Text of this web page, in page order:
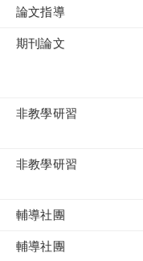
論文指導
期刊論文
非教學研習
非教學研習
輔導社團
輔導社團